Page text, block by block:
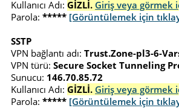
Kullanıcı Adı: GİZLİ. Giriş veya görmek
Parola: ***** [Görüntülemek için
SSTP
VPN bağlantı adı: Trust.Zone-pl3-6-
VPN türü: Secure Socket Tunneling
Sunucu: 146.70.85.72
Kullanıcı Adı: GİZLİ. Giriş veya görmek
Parola: ***** [Görüntülemek için